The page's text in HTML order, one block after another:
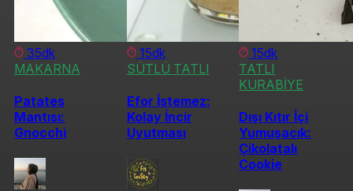
35dk
MAKARNA
Patates
Mantısı:
Gnocchi
15dk
SÜTLÜ TATLI
Efor İstemez:
Kolay İncir
Uyutması
15dk
TATLI
KURABİYE
Dışı Kıtır İçi
Yumuşacık:
Çikolatalı
Cookie